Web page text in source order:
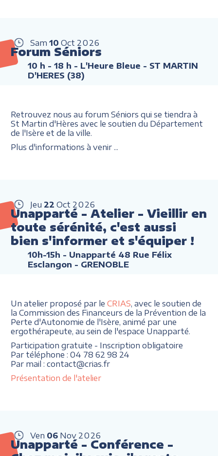
Sam 10 Oct 2026
Forum Séniors
10 h - 18 h - L'Heure Bleue - ST MARTIN
D'HERES (38)
Retrouvez nous au forum Séniors qui se tiendra à
St Martin d'Hères avec le soutien du Département
de l'Isère et de la ville.
Plus d'informations à venir ...
Jeu 22 Oct 2026
Unapparté - Atelier - Vieillir en
toute sérénité, c'est aussi
bien s'informer et s'équiper !
10h-15h - Unapparté 48 Rue Félix
Esclangon - GRENOBLE
Un atelier proposé par leCRIAS , avec le soutien de
la Commission des Financeurs de la Prévention de la
Perte d'Autonomie de l'Isère, animé par une
ergothérapeute, au sein de l'espace Unapparté.
Participation gratuite - Inscription obligatoire
Par téléphone : 04 78 62 98 24
Par mail : contact@crias.fr
Présentation de l'atelier
Ven 06 Nov 2026
Unapparté - Conférence -